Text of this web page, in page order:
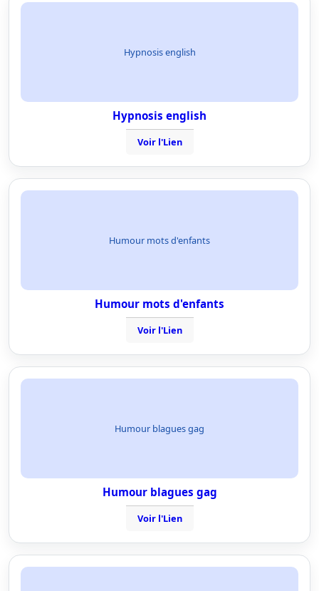
Hypnosis english
Hypnosis english
Voir l'Lien
Humour mots d'enfants
Humour mots d'enfants
Voir l'Lien
Humour blagues gag
Humour blagues gag
Voir l'Lien